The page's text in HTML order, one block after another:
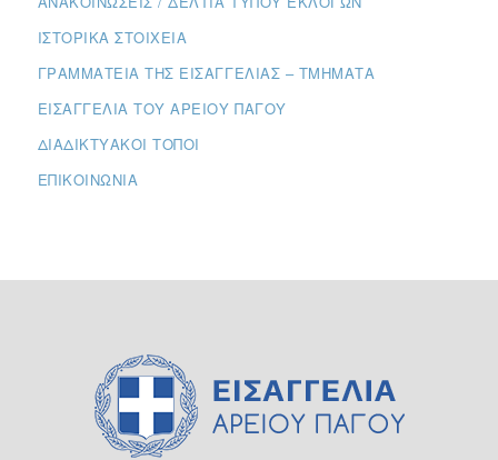
ΙΣΤΟΡΙΚΆ ΣΤΟΙΧΕΊΑ
ΓΡΑΜΜΑΤΕΊΑ ΤΗΣ ΕΙΣΑΓΓΕΛΊΑΣ – ΤΜΉΜΑΤΑ
ΕΙΣΑΓΓΕΛΊΑ ΤΟΥ ΑΡΕΊΟΥ ΠΆΓΟΥ
ΔΙΑΔΙΚΤΥΑΚΟΊ ΤΌΠΟΙ
ΕΠΙΚΟΙΝΩΝΊΑ